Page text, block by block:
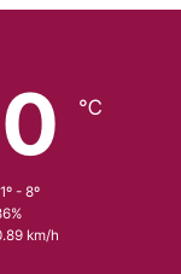
℃
- 8º
km/h